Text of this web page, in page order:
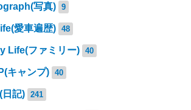
写真) 9
愛車遍歴) 48
Life(ファミリー) 40
キャンプ) 40
日記) 241